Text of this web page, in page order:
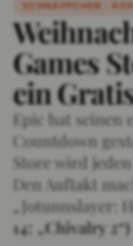
SCHNÄPPCHEN ·
Games
ein
Epic hat seinen
Countdown
Store wird
Den Auftakt
„Jotunnslayer:
14: „Chivalry 2“)